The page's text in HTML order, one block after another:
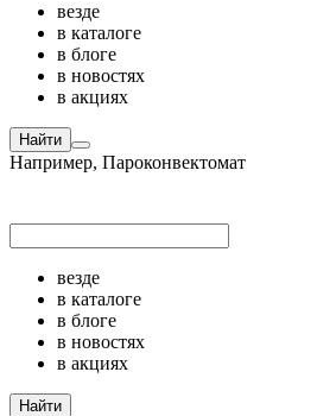
везде
в каталоге
в блоге
в новостях
в акциях
Найти
Например, Пароконвектомат
везде
в каталоге
в блоге
в новостях
в акциях
Найти